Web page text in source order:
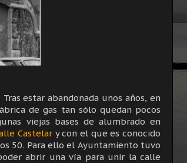
estar abandonada unos años, en
de gas tan sólo quedan pocos
viejas bases de alumbrado en
Castelar y con el que es conocido
50. Para ello el Ayuntamiento tuvo
abrir una vía para unir la calle